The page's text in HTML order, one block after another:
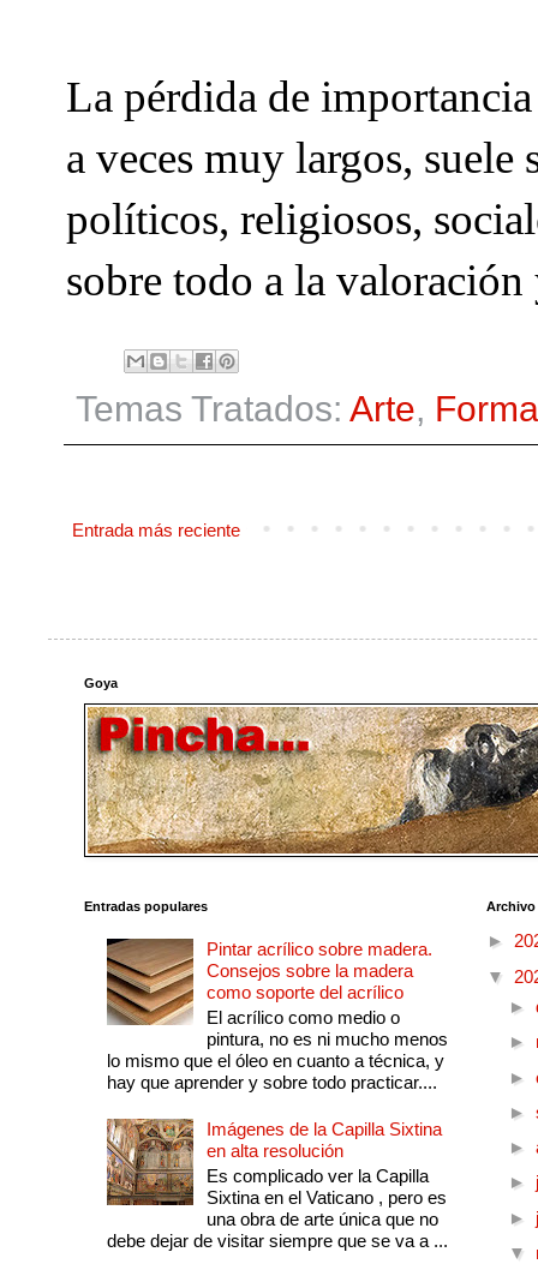
La pérdida de
a veces muy largos, suele
políticos, religiosos,
sobre todo a la
Temas Tratados: Arte,
Entrada más reciente
Goya
Entradas populares
Pintar acrílico sobre madera.
Consejos sobre la madera
como soporte del acrílico
El acrílico como medio o
pintura, no es ni mucho menos
lo mismo que el óleo en cuanto a técnica, y
hay que aprender y sobre todo practicar....
Imágenes de la Capilla Sixtina
en alta resolución
Es complicado ver la Capilla
Sixtina en el Vaticano , pero es
una obra de arte única que no
debe dejar de visitar siempre que se va a ...
►
▼
►
►
►
►
►
►
►
▼